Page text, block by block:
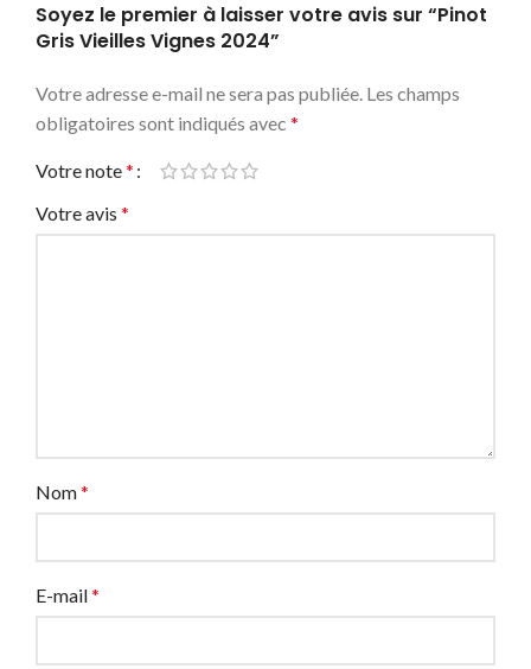
Soyez le premier à laisser votre avis sur “Pinot
Gris Vieilles Vignes 2024”
Votre adresse e-mail ne sera pas publiée. Les champs
obligatoires sont indiqués avec *
Votre note*
Votre avis *
Nom*
E-mail*